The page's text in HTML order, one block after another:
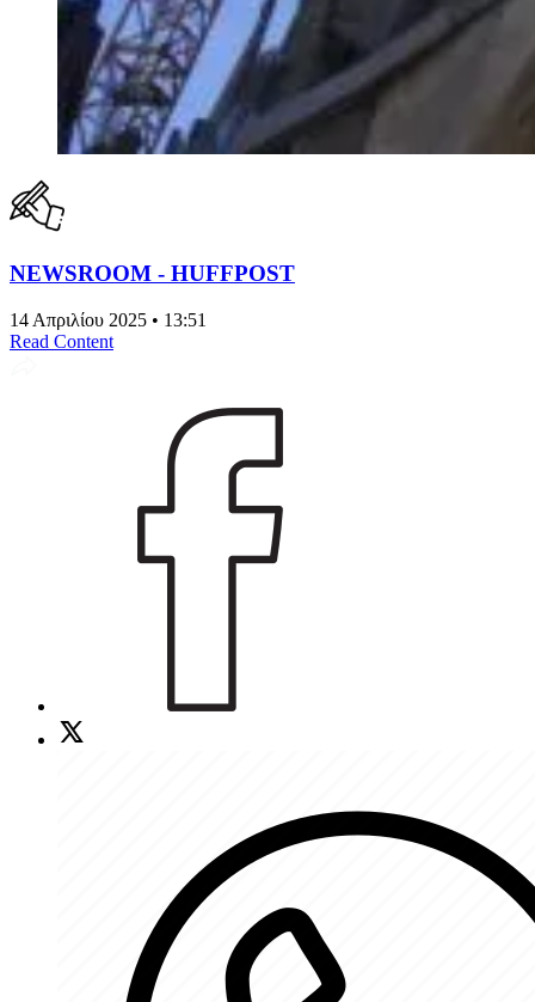
NEWSROOM - HUFFPOST
14 Απριλίου 2025 • 13:51
Read Content